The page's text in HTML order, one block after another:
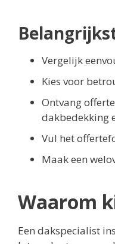
Vergelijk
Kies voor
Ontvang
dakbedekking
Vul het
Maak een
Waarom
Een dakspecialist